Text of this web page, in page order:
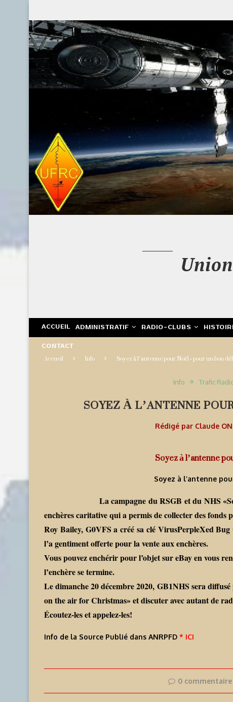
ACCUEIL ADMINISTRATIF RADIO-CLUBS
CONTACT
Accueil Info Soyez à l’antenne pour Noël » pour un bon
Info Trafic
SOYEZ À L’ANTENNE
Rédigé par Claude
Soyez à l’antenne
Soyez à l’antenne
La campagne du RSGB et du NHS
enchères caritative qui a permis de collecter des
Roy Bailey, G0VFS a créé sa clé VirusPerpleXed
l’a gentiment offerte pour la vente aux enchères.
Vous pouvez enchérir pour l’objet sur eBay en vous
l’enchère se termine.
Le dimanche 20 décembre 2020, GB1NHS sera
on the air for Christmas» et discuter avec autant de
Écoutez-les et appelez-les!
Info de la Source Publié dans ANRPFD * ICI
0 commentaire